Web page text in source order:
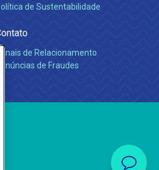
de Sustentabilidade
Canais de Relacionamento
Denúncias de Fraudes